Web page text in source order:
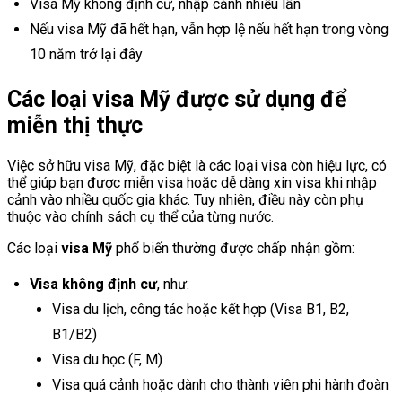
Visa Mỹ không định cư, nhập cảnh nhiều lần
Nếu visa Mỹ đã hết hạn, vẫn hợp lệ nếu hết hạn trong vòng
10 năm trở lại đây
Các loại visa Mỹ được sử dụng để
miễn thị thực
Việc sở hữu visa Mỹ, đặc biệt là các loại visa còn hiệu lực, có
thể giúp bạn được miễn visa hoặc dễ dàng xin visa khi nhập
cảnh vào nhiều quốc gia khác. Tuy nhiên, điều này còn phụ
thuộc vào chính sách cụ thể của từng nước.
Các loại visa Mỹ phổ biến thường được chấp nhận gồm:
Visa không định cư, như:
Visa du lịch, công tác hoặc kết hợp (Visa B1, B2,
B1/B2)
Visa du học (F, M)
Visa quá cảnh hoặc dành cho thành viên phi hành đoàn